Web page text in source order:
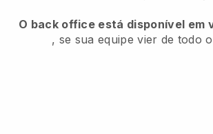
O back office está disponível em
, se sua equipe vier de todo